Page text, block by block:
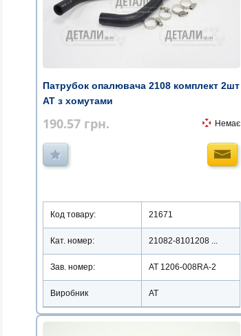
Патрубок опалювача 2108 комплект 2шт
АТ з хомутами
190.57 грн. Немає
Код товару: 21671
Кат. номер: 21082-8101208 ...
Зав. номер: AT 1206-008RA-2
Виробник АТ